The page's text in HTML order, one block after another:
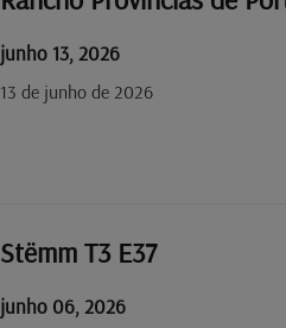
junho 13, 2026
13 de junho de 2026
Stëmm T3 E37
junho 06, 2026